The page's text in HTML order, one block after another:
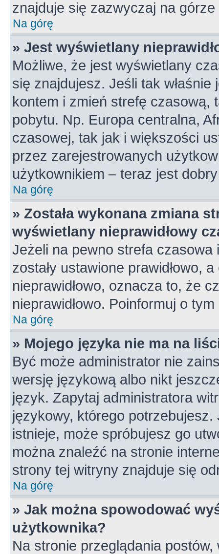
znajduje się zazwyczaj na
Na górę
» Jest wyświetlany
Możliwe, że jest wyświetlany
się znajdujesz. Jeśli tak
kontem i zmień strefę czasową,
pobytu. Np. Europa centralna,
czasowej, tak jak i większości
przez zarejestrowanych
użytkownikiem – teraz jest
Na górę
» Została wykonana zmiana
wyświetlany nieprawidłowy
Jeżeli na pewno strefa
zostały ustawione prawidłowo,
nieprawidłowo, oznacza to, że
nieprawidłowo. Poinformuj o
Na górę
» Mojego języka nie ma na
Być może administrator nie
wersję językową albo nikt
język. Zapytaj administratora
językowy, którego
istnieje, może spróbujesz go
można znaleźć na stronie
strony tej witryny znajduje się
Na górę
» Jak można spowodować
użytkownika?
Na stronie przeglądania